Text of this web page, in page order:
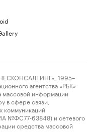
1995–
агентства «РБК»
массовой информации
в сфере связи,
коммуникаций
№ФС77-63848) и сетевого
средства массовой